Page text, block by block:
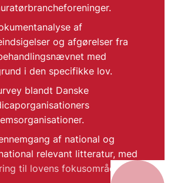
af
og afgørelser fra
med
i den specifikke lov.
blandt Danske
af national og
relevant litteratur, med
til lovens fokusområde.